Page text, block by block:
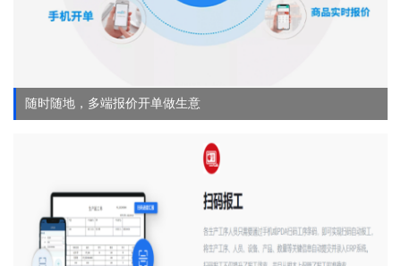
随时随地，多端报价开单做生意